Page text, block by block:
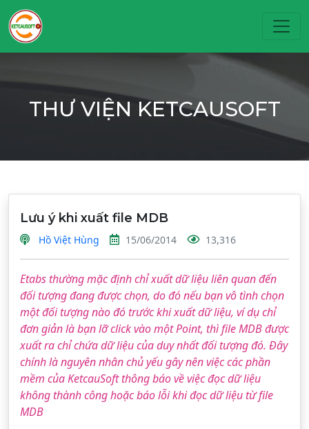
THƯ VIỆN KETCAUSOFT
Lưu ý khi xuất file MDB
Hồ Việt Hùng 15/06/2014 13,316
Etabs thường mặc định chỉ xuất dữ liệu liên quan đến
đối tượng đang được chọn, do đó nếu bạn vô tình chọn
một đối tượng nào đó trước khi xuất dữ liệu, ví dụ chỉ
đơn giản là bạn lỡ click vào một Point, thì file MDB được
xuất ra chỉ chứa dữ liệu của duy nhất đối tượng đó. Đây
chính là nguyên nhân chủ yếu gây nên việc các phần
mềm của KetcauSoft thông báo về việc đọc dữ liệu
không thành công hoặc báo lỗi khi đọc dữ liệu từ file
MDB